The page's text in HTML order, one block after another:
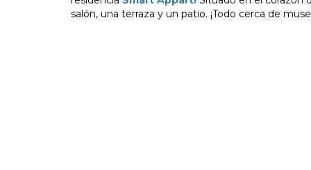
salón, una terraza y un patio. ¡Todo cerca de